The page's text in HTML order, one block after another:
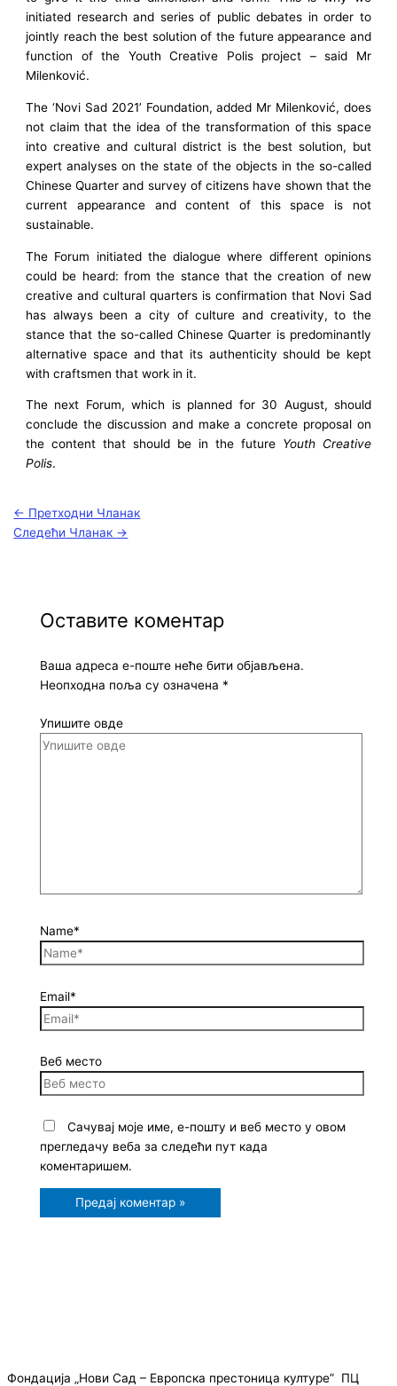
initiated research and series of public debates in order to
jointly reach the best solution of the future appearance and
function of the Youth Creative Polis project – said Mr
Milenković.
The ‘Novi Sad 2021’ Foundation, added Mr Milenković, does
not claim that the idea of the transformation of this space
into creative and cultural district is the best solution, but
expert analyses on the state of the objects in the so-called
Chinese Quarter and survey of citizens have shown that the
current appearance and content of this space is not
sustainable.
The Forum initiated the dialogue where different opinions
could be heard: from the stance that the creation of new
creative and cultural quarters is confirmation that Novi Sad
has always been a city of culture and creativity, to the
stance that the so-called Chinese Quarter is predominantly
alternative space and that its authenticity should be kept
with craftsmen that work in it.
The next Forum, which is planned for 30 August, should
conclude the discussion and make a concrete proposal on
the content that should be in the future Youth Creative
Polis.
← Претходни Чланак
Следећи Чланак →
Оставите коментар
Ваша адреса е-поште неће бити објављена.
Неопходна поља су означена *
Упишите овде
Name*
Email*
Веб место
Сачувај моје име, е-пошту и веб место у овом
прегледачу веба за следећи пут када
коментаришем.
Фондација „Нови Сад – Европска престоница културе” ПЦ